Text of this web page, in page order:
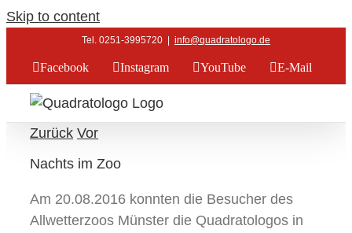
Skip to content
Tel. 0251-3995720 info@quadratologo.de
Facebook Instagram YouTube E-Mail
Zurück Vor
Nachts im Zoo
Am 20.08.2016 konnten die Besucher des
Allwetterzoos Münster die Quadratologos in